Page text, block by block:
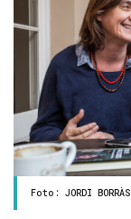
Foto: JORDI BORRÀS